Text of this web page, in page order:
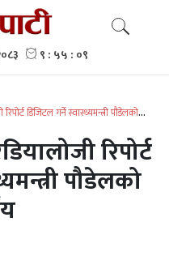
डिजिटल गर्ने स्वास्थ्यमन्त्री पौडेलको
रिपोर्ट
पौडेलको